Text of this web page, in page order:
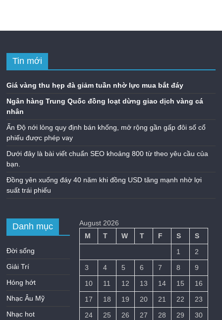
Tin mới
Giá vàng thu hẹp đà giảm tuần nhờ lực mua bắt đáy
Ngân hàng Trung Quốc đồng loạt dừng giao dịch vàng cá
nhân
Ấn Độ nới lỏng quy định bán khống, mở rộng gần gấp đôi số cổ
phiếu được phép vay
Dưới đây là bài viết chuẩn SEO khoảng 800 từ theo yêu cầu của
bạn.
Đồng yên xuống đáy 40 năm khi đồng USD tăng mạnh nhờ lợi
suất trái phiếu
Danh mục
Đời sống
Giải Trí
Hóng hớt
Nhạc Âu Mỹ
Nhạc hot
August 2026
M
T W T F S
S
1
2
3
4 5 6 7 8
9
10
11 12 13 14 15
16
17
18 19 20 21 22
23
24
25 26 27 28 29 30